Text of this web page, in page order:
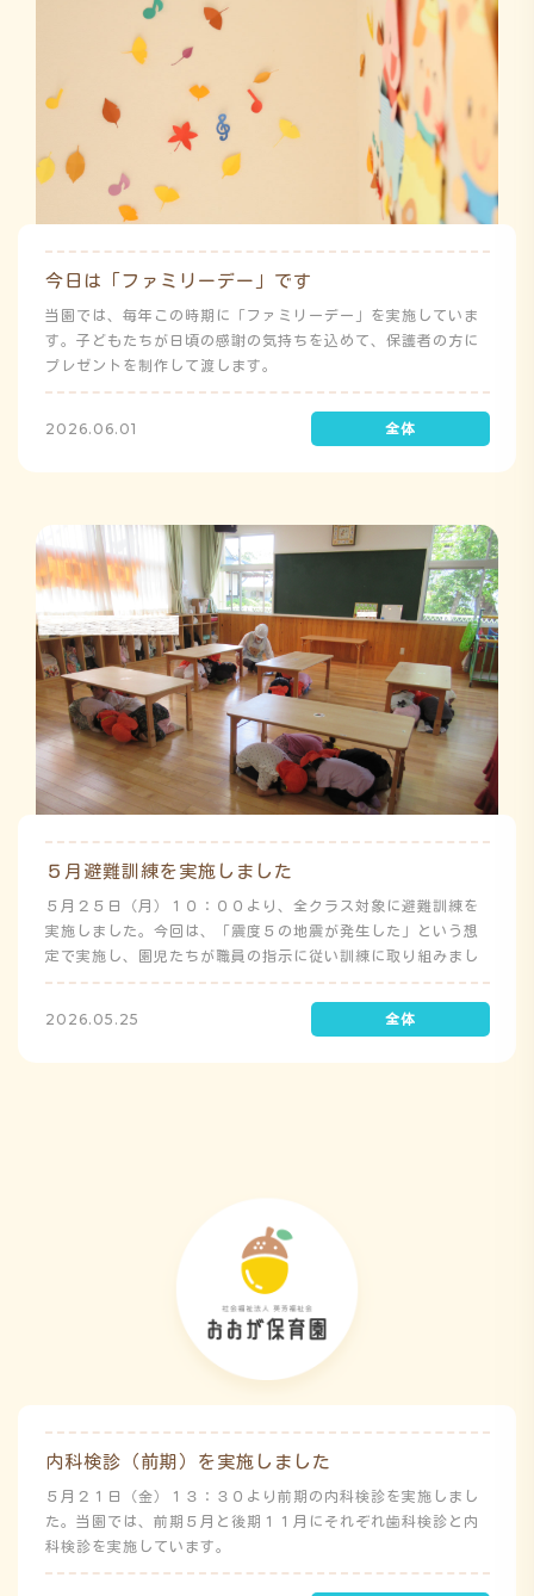
今日は「ファミリーデー」です
当園では、毎年この時期に「ファミリーデー」を実施していま
す。子どもたちが日頃の感謝の気持ちを込めて、保護者の方に
プレゼントを制作して渡します。
2026.06.01
５月避難訓練を実施しました
５月２５日（月）１０：００より、全クラス対象に避難訓練を
実施しました。今回は、「震度５の地震が発生した」という想
定で実施し、園児たちが職員の指示に従い訓練に取り組みまし
た。前庭（駐車場）に全体集合をして人数確認をした後、各ク
ラスに戻り、主担任が防災関係の講話をしました。 ※当園は、
地震発生時は敷地内に避難することを想定（敷地面積が広いた
2026.05.25
内科検診（前期）を実施しました
５月２１日（金）１３：３０より前期の内科検診を実施しまし
た。当園では、前期５月と後期１１月にそれぞれ歯科検診と内
科検診を実施しています。